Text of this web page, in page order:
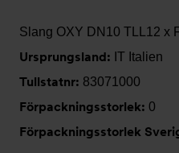
Slang OXY DN10 TLL12 x
Ursprungsland: IT Italien
Tullstatnr: 83071000
Förpackningsstorlek: 0
Förpackningsstorlek